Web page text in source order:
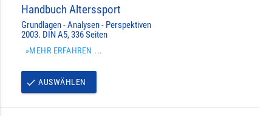
Handbuch Alterssport
Grundlagen - Analysen - Perspektiven
2003. DIN A5, 336 Seiten
»MEHR ERFAHREN ...
done AUSWÄHLEN